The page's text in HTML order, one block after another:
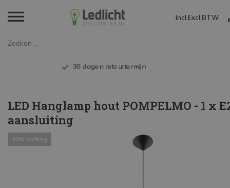
Incl. Excl. BTW
Tot 10 jaar garantie
LED Hanglamp hout POMPELMO - 1 x
aansluiting
40% korting